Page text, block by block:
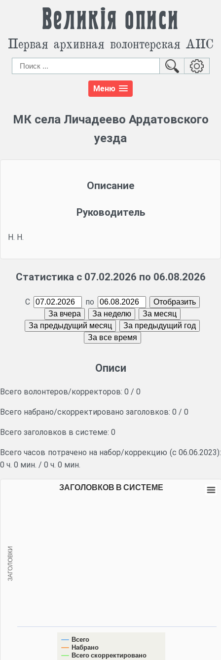
Великія описи
Первая архивная волонтерская АИС
Меню
МК села Личадеево Ардатовского
уезда
Описание
Руководитель
Н. Н.
Статистика с 07.02.2026 по 06.08.2026
С по
Описи
Всего волонтеров/корректоров: 0 / 0
Всего набрано/скорректировано заголовков: 0 / 0
Всего заголовков в системе: 0
Всего часов потрачено на набор/коррекцию (с 06.06.2023):
0 ч. 0 мин. / 0 ч. 0 мин.
ЗАГОЛОВКИ
ЗАГОЛОВКОВ В СИСТЕМЕ
Всего
Набрано
Всего скорректировано